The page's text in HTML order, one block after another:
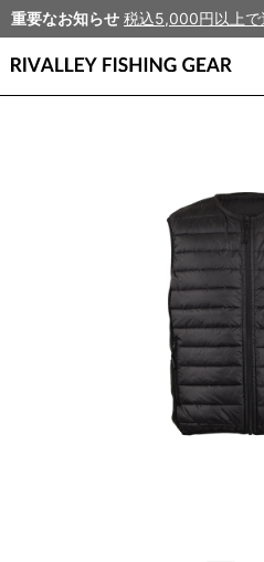
重要なお知らせ 税込5,000円以上で送料無